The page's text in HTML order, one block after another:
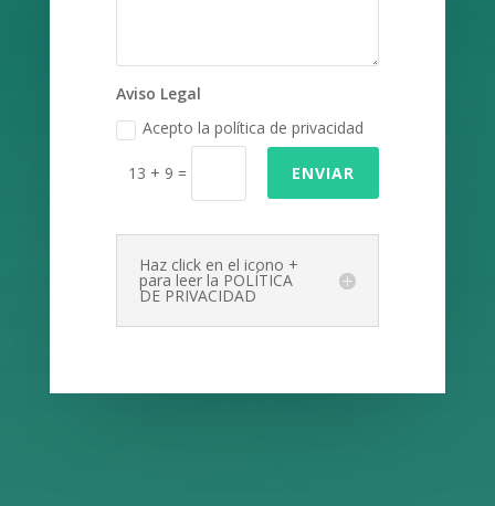
Aviso Legal
Acepto la política de privacidad
13 + 9 = ENVIAR
Haz click en el icono +
para leer la POLÍTICA
DE PRIVACIDAD